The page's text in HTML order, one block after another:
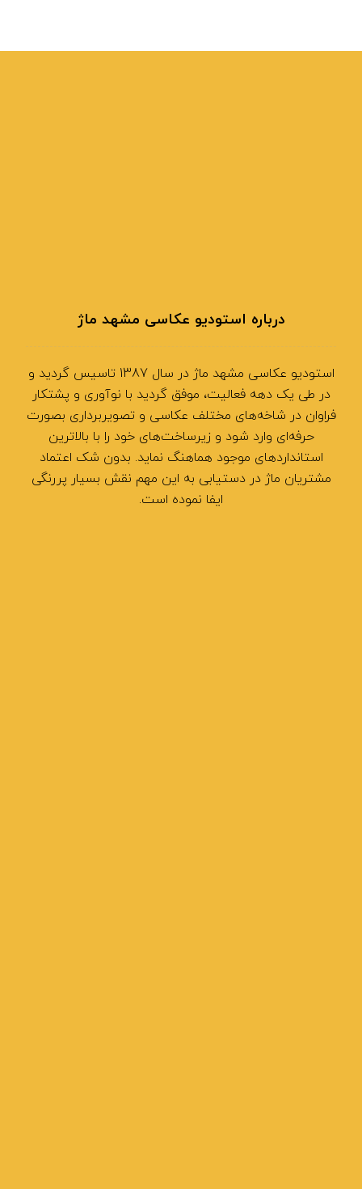
درباره استودیو عکاسی مشهد ماژ
استودیو عکاسی مشهد ماژ در سال 1387 تاسیس گردید و
در طی یک دهه فعالیت، موفق گردید با نوآوری و پشتکار
فراوان در شاخه‌های مختلف عکاسی و تصویربرداری بصورت
حرفه‌ای وارد شود و زیرساخت‌های خود را با بالاترین
استانداردهای موجود هماهنگ نماید. بدون شک اعتماد
مشتریان ماژ در دستیابی به این مهم نقش بسیار پررنگی
ایفا نموده است.